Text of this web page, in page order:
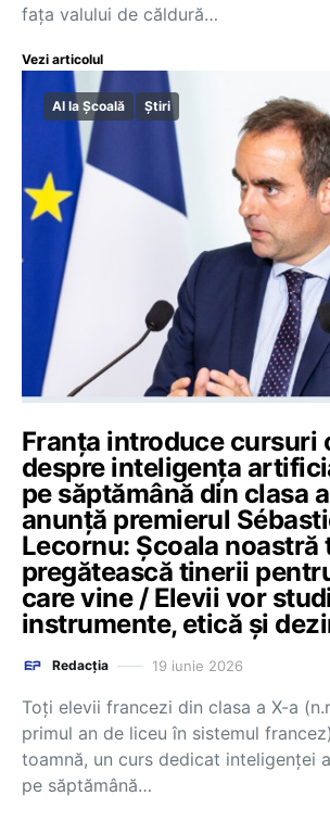
fața valului de căldură…
Vezi articolul
AI la Școală Știri
Franța introduce cursuri
despre inteligența
pe săptămână din clasa
anunță premierul
Lecornu: Școala noastră
pregătească tinerii
care vine / Elevii vor
instrumente, etică și
Redacția 19 iunie 2026
Toți elevii francezi din clasa a X-a
primul an de liceu în sistemul
toamnă, un curs dedicat inteligenței
pe săptămână…